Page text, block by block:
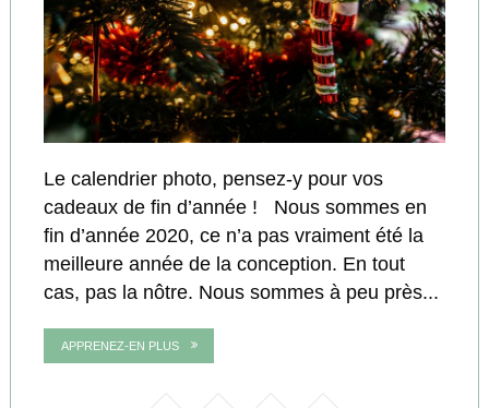
Le calendrier photo, pensez-y pour vos
cadeaux de fin d’année ! Nous sommes en
fin d’année 2020, ce n’a pas vraiment été la
meilleure année de la conception. En tout
cas, pas la nôtre. Nous sommes à peu près...
APPRENEZ-EN PLUS